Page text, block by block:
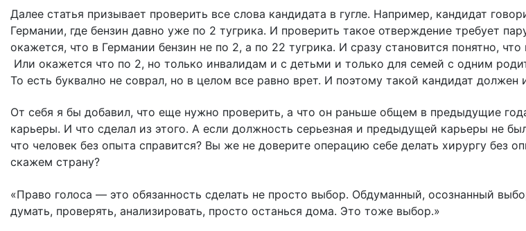
Далее статья призывает проверить все слова кандидата в гугле. Например, кандидат
Германии, где бензин давно уже по 2 тугрика. И проверить такое отверждение требует
окажется, что в Германии бензин не по 2, а по 22 тугрика. И сразу становится понятно, что
Или окажется что по 2, но только инвалидам и с детьми и только для семей с одним
То есть буквално не соврал, но в целом все равно врет. И поэтому такой кандидат должен
От себя я бы добавил, что еще нужно проверить, а что он раньше общем в предыдущие
карьеры. И что сделал из этого. А если должность серьезная и предыдущей карьеры не
что человек без опыта справится? Вы же не доверите операцию себе делать хирургу без
скажем страну?
«Право голоса — это обязанность сделать не просто выбор. Обдуманный, осознанный
думать, проверять, анализировать, просто останься дома. Это тоже выбор.»